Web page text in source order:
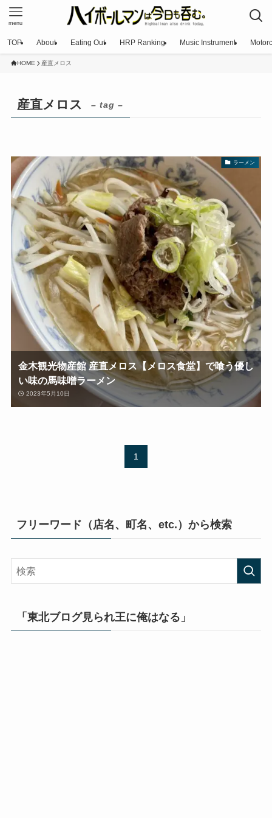
menu
TOP About Eating Out HRP Ranking Music Instrument
HOME 産直メロス
産直メロス – tag –
ラーメン
金木観光物産館 産直メロス【メロス食堂】で喰う優し
い味の馬味噌ラーメン
2023年5月10日
1
フリーワード（店名、町名、etc.）から検索
「東北ブログ見られ王に俺はなる」